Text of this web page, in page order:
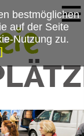
bestmöglichen
auf der Seite
Nutzung zu.